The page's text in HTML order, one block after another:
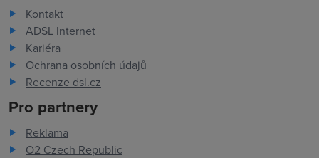
Kontakt
ADSL Internet
Kariéra
Ochrana osobních údajů
Recenze dsl.cz
Pro partnery
Reklama
O2 Czech Republic